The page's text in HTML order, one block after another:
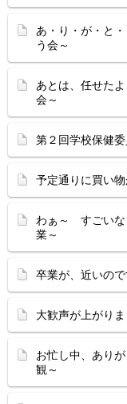
あ・り・
う会～
あとは、任
会～
第２回学校保健
予定通りに買い物
わぁ～ す
業～
卒業が、近いので
大歓声が上がりま
お忙し中、あ
観～